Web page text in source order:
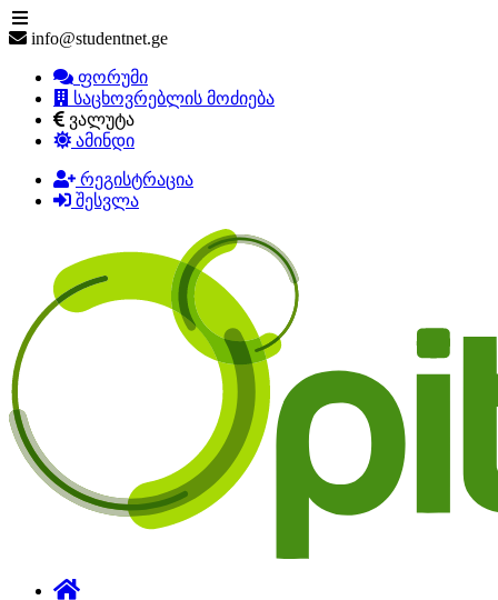
info@studentnet.ge
ფორუმი
საცხოვრებლის მოძიება
ვალუტა
ამინდი
რეგისტრაცია
შესვლა